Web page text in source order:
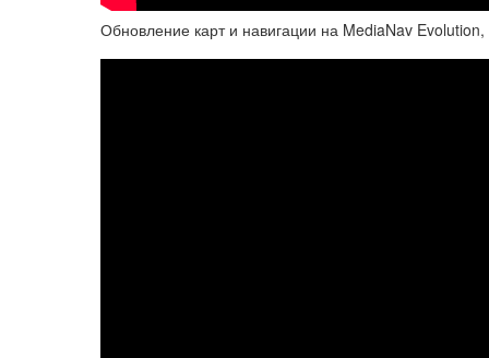
Обновление карт и навигации на MediaNav